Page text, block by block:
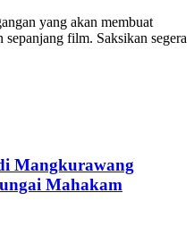
yang akan membuat
sepanjang film. Saksikan segera
Mangkurawang
Mahakam